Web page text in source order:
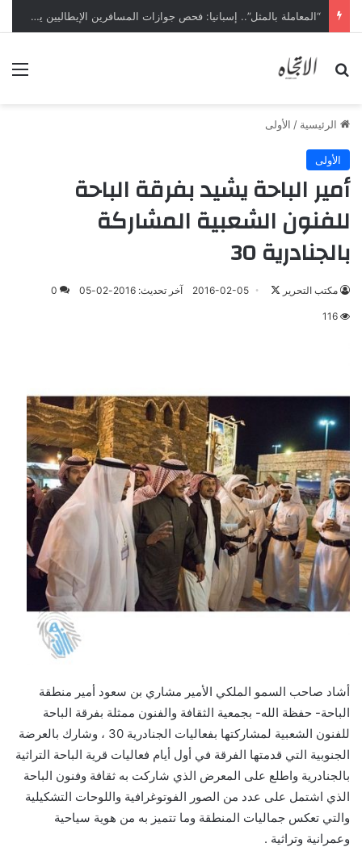
“المعاملة بالمثل”.. إسبانيا: فحص جوازات المسافرين الإيطاليين يبدأ ليل السبت
بحث عن
الرئيسية / الأولى
الأولى
أمير الباحة يشيد بفرقة الباحة
للفنون الشعبية المشاركة
بالجنادرية 30
مكتب التحرير 2016-02-05 آخر تحديث: 2016-02-05 0
116
أشاد صاحب السمو الملكي الأمير مشاري بن سعود أمير منطقة
الباحة- حفظة الله- بجمعية الثقافة والفنون ممثلة بفرقة الباحة
للفنون الشعبية لمشاركتها بفعاليات الجنادرية 30 ، وشارك بالعرضة
الجنوبية التي قدمتها الفرقة في أول أيام فعاليات قرية الباحة التراثية
بالجنادرية واطلع على المعرض الذي شاركت به ثقافة وفنون الباحة
الذي اشتمل على عدد من الصور الفوتوغرافية واللوحات التشكيلية
والتي تعكس جماليات المنطقة وما تتميز به من هوية سياحية
وعمرانية وتراثية .